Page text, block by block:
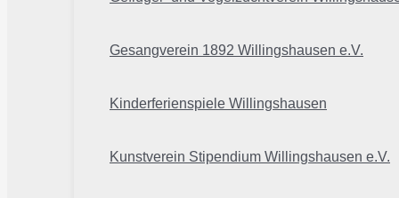
Gesangverein 1892 Willingshausen e.V.
Kinderferienspiele Willingshausen
Kunstverein Stipendium Willingshausen e.V.